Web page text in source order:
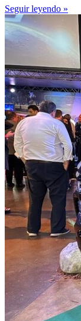
Seguir leyendo »